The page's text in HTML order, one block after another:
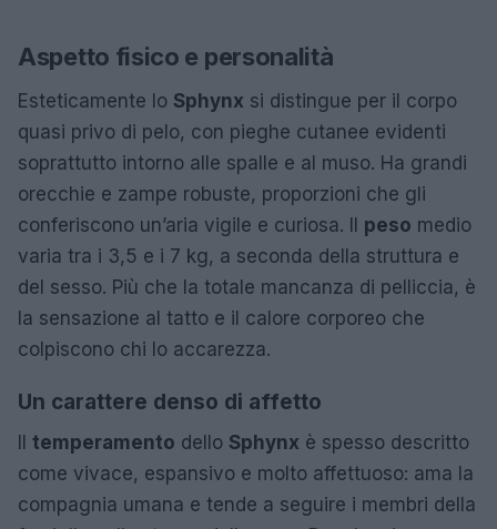
Aspetto fisico e personalità
Esteticamente lo Sphynx si distingue per il corpo
quasi privo di pelo, con pieghe cutanee evidenti
soprattutto intorno alle spalle e al muso. Ha grandi
orecchie e zampe robuste, proporzioni che gli
conferiscono un’aria vigile e curiosa. Il peso medio
varia tra i 3,5 e i 7 kg, a seconda della struttura e
del sesso. Più che la totale mancanza di pelliccia, è
la sensazione al tatto e il calore corporeo che
colpiscono chi lo accarezza.
Un carattere denso di affetto
temperamento dello Sphynx è spesso descritto
come vivace, espansivo e molto affettuoso: ama la
compagnia umana e tende a seguire i membri della